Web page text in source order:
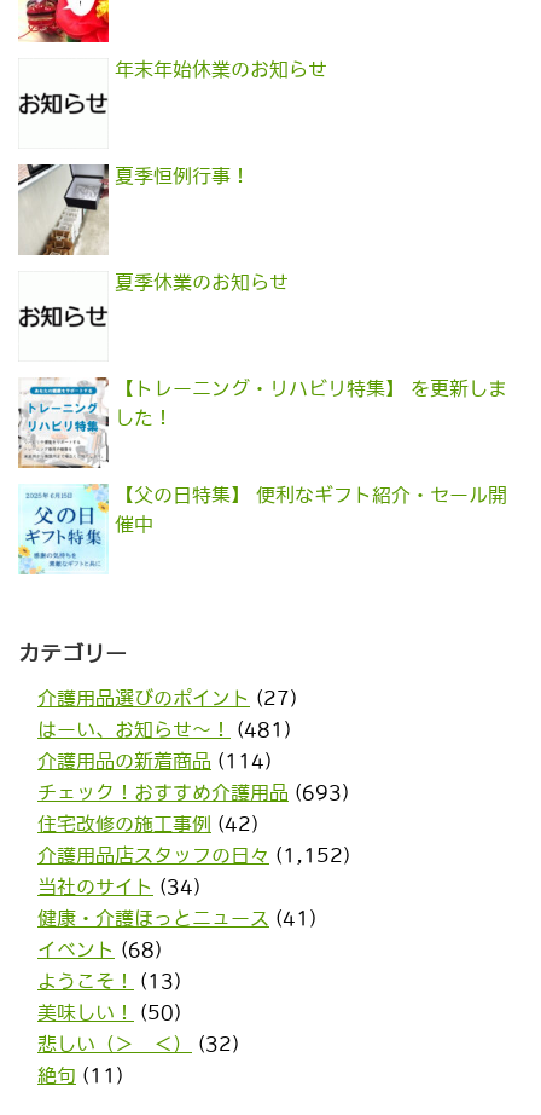
年末年始休業のお知らせ
夏季恒例行事！
夏季休業のお知らせ
【トレーニング・リハビリ特集】 を更新しま
した！
【父の日特集】 便利なギフト紹介・セール開
催中
カテゴリー
介護用品選びのポイント (27)
はーい、お知らせ〜！
(481)
介護用品の新着商品 (114)
チェック！おすすめ介護用品 (693)
住宅改修の施工事例
(42)
介護用品店スタッフの日々 (1,152)
当社のサイト (34)
健康・介護ほっとニュース (41)
イベント (68)
ようこそ！
(13)
美味しい！
(50)
悲しい（＞＿＜）
(32)
絶句 (11)